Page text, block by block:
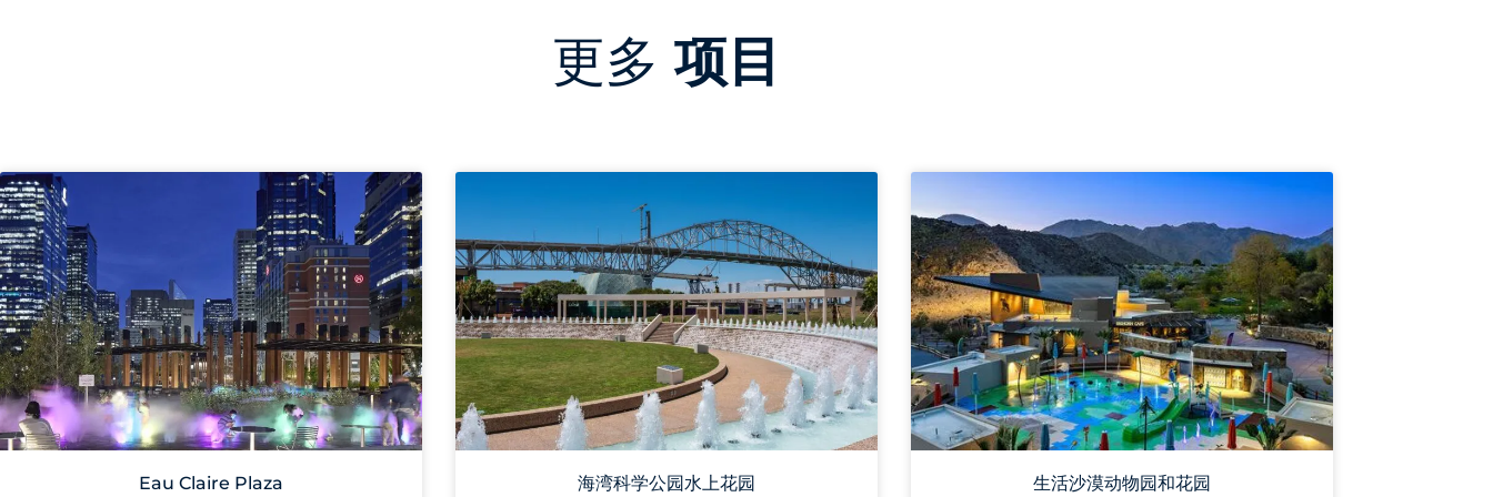
更多 项目
Eau Claire Plaza 海湾科学公园水上花园 生活沙漠动物园和花园